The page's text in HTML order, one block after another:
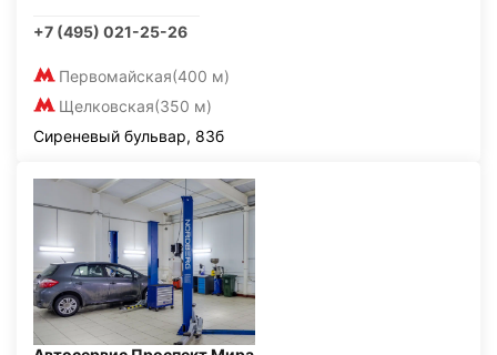
+7 (495) 021-25-26
Первомайская(400 м)
Щелковская(350 м)
Сиреневый бульвар, 83б